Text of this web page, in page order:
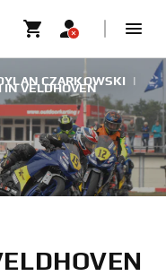
IN VELDHOVEN
CZARKOWSKI
|